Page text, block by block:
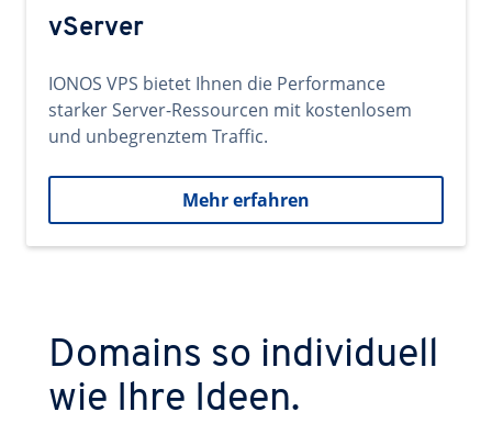
vServer
IONOS VPS bietet Ihnen die Performance
starker Server-Ressourcen mit kostenlosem
und unbegrenztem Traffic.
Mehr erfahren
Domains so individuell
wie Ihre Ideen.